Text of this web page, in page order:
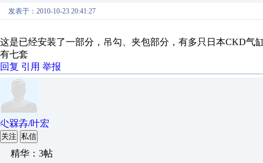
发表于：2010-10-23 20:41:27
这是已经安装了一部分，吊勾、夹包部分，有多只日本CKD气
有七套
回复 引用 举报
尐槑孨/叶宏
关注 私信
精华：3帖